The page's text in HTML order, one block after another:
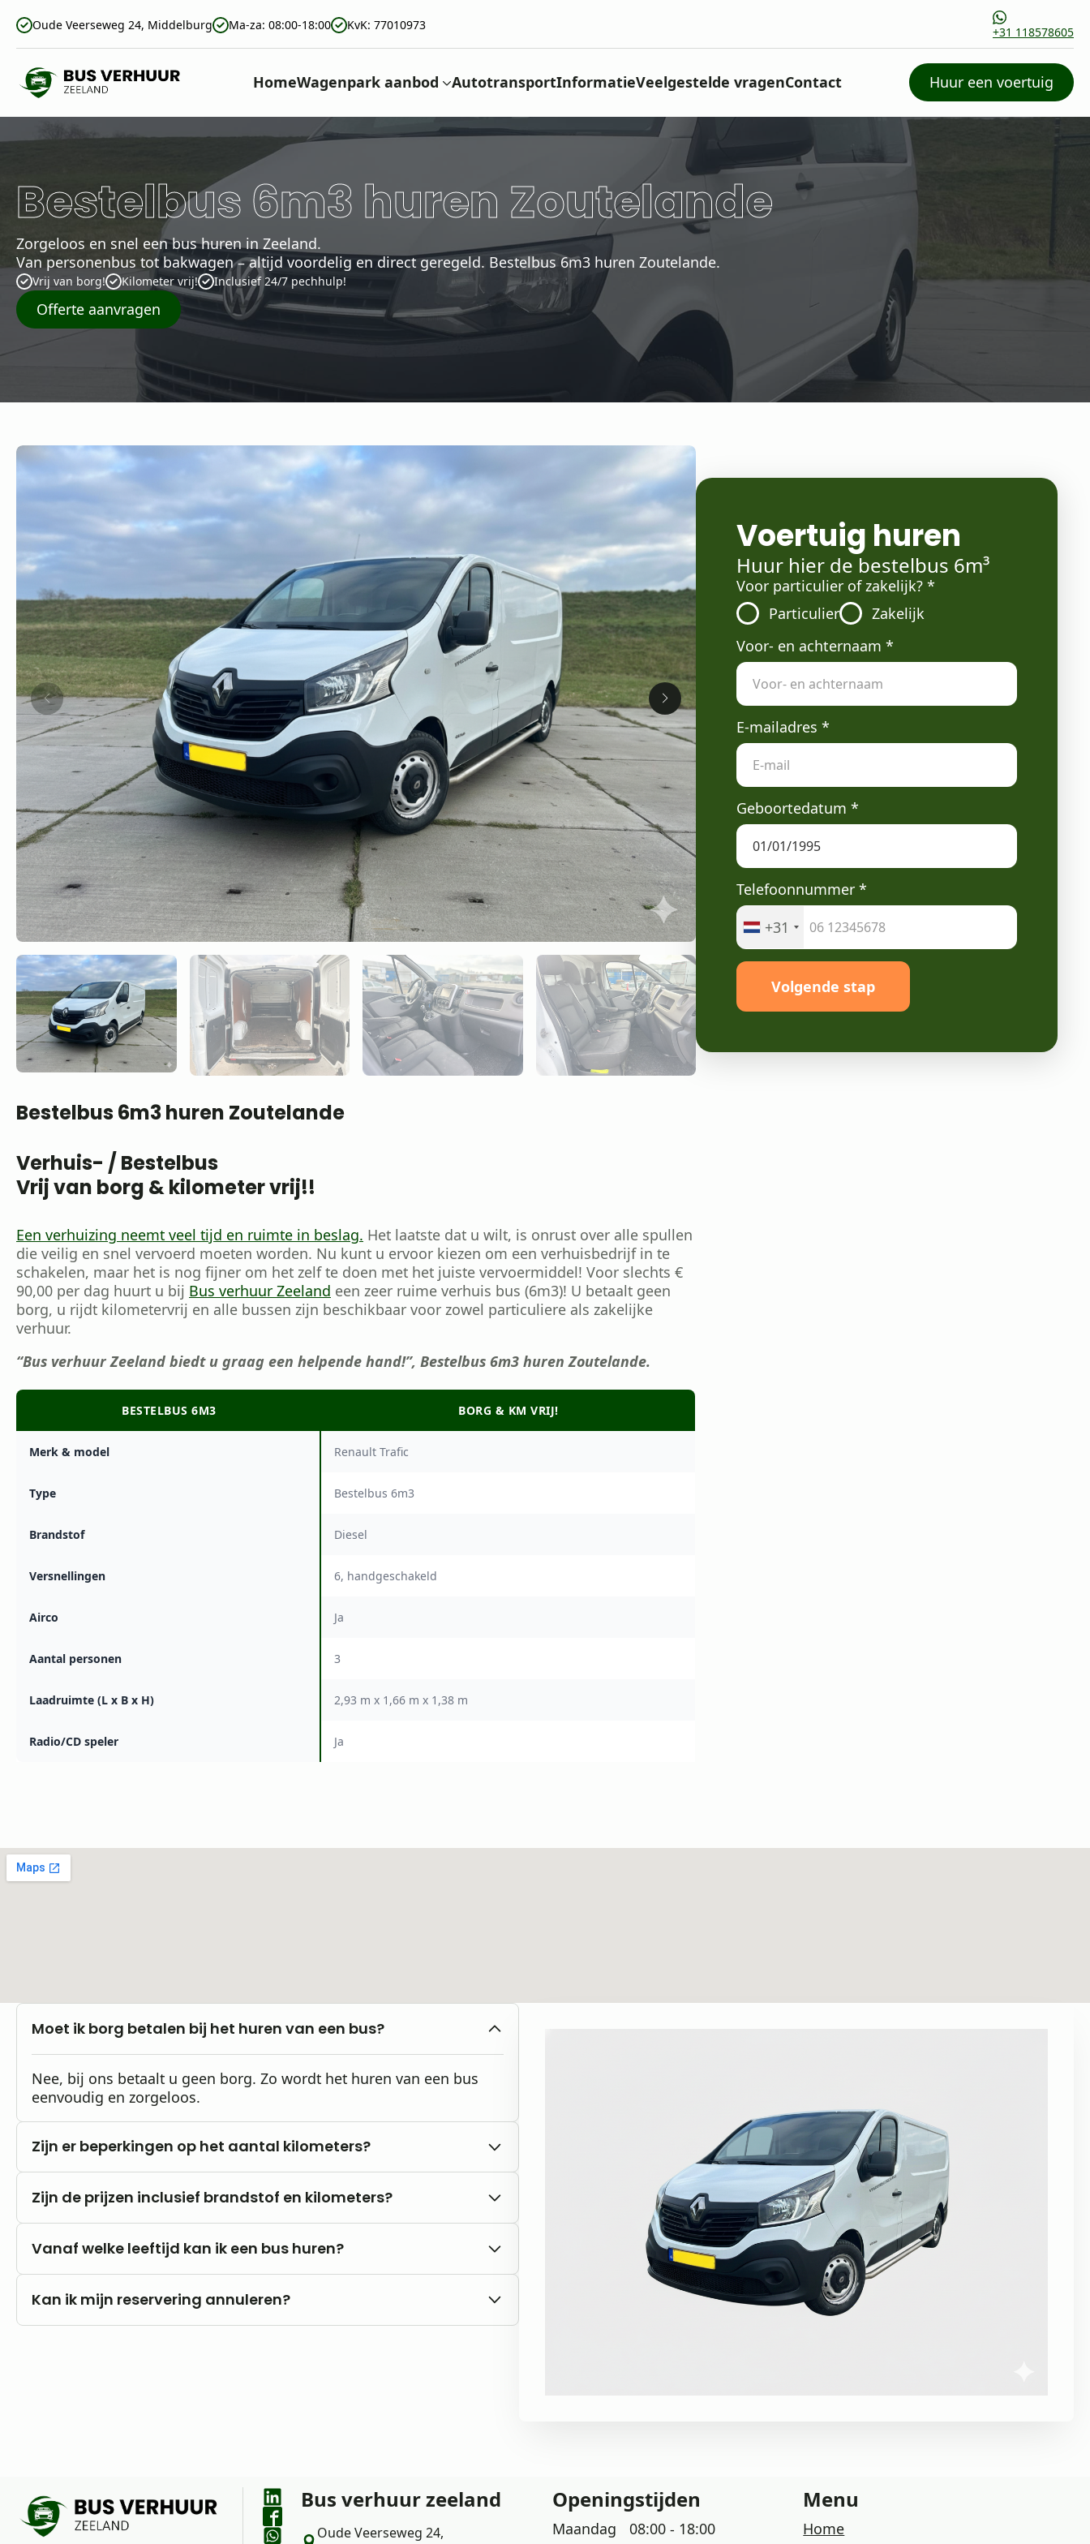
Oude Veerseweg 24, Middelburg Ma-za: 08:00-18:00 KvK: 77010973 +31 118578605
HomeWagenpark aanbod AutotransportInformatieVeelgestelde vragenContact Huur een voertuig
Bestelbus 6m3 huren Zoutelande
Zorgeloos en snel een bus huren in Zeeland.
Van personenbus tot bakwagen – altijd voordelig en direct geregeld. Bestelbus 6m3 huren Zoutelande.
Vrij van borg! Kilometer vrij! Inclusief 24/7 pechhulp!
Offerte aanvragen
Bestelbus 6m3 huren Zoutelande
Verhuis- / Bestelbus
Vrij van borg & kilometer vrij!!
Een verhuizing neemt veel tijd en ruimte in beslag. Het laatste dat u wilt, is onrust over alle spullen
die veilig en snel vervoerd moeten worden. Nu kunt u ervoor kiezen om een verhuisbedrijf in te
schakelen, maar het is nog fijner om het zelf te doen met het juiste vervoermiddel! Voor slechts €
90,00 per dag huurt u bij Bus verhuur Zeeland een zeer ruime verhuis bus (6m3)! U betaalt geen
borg, u rijdt kilometervrij en alle bussen zijn beschikbaar voor zowel particuliere als zakelijke
verhuur.
“Bus verhuur Zeeland biedt u graag een helpende hand!”, Bestelbus 6m3 huren Zoutelande.
BESTELBUS 6M3 BORG & KM VRIJ!
Merk & model Renault Trafic
Type Bestelbus 6m3
Brandstof Diesel
Versnellingen 6, handgeschakeld
Airco Ja
Aantal personen 3
Laadruimte (L x B x H) 2,93 m x 1,66 m x 1,38 m
Radio/CD speler Ja
Voertuig huren
Huur hier de bestelbus 6m³
Voor particulier of zakelijk? *
Particulier
Zakelijk
Voor- en achternaam *
E-mailadres *
Geboortedatum *
Telefoonnummer *
+31
Volgende stap
Moet ik borg betalen bij het huren van een bus?
Nee, bij ons betaalt u geen borg. Zo wordt het huren van een bus
eenvoudig en zorgeloos.
Zijn er beperkingen op het aantal kilometers?
Nee, u rijdt altijd met onbeperkte kilometers.
Zijn de prijzen inclusief brandstof en kilometers?
Onze prijzen zijn altijd inclusief btw en onbeperkte kilometers.
Vanaf welke leeftijd kan ik een bus huren?
U kunt al vanaf 18 jaar bij ons huren, mits u in het bezit bent van een
Kan ik mijn reservering annuleren?
Bus verhuur zeeland
Oude Veerseweg 24,
Openingstijden
Maandag
08:00 - 18:00
Menu
Home